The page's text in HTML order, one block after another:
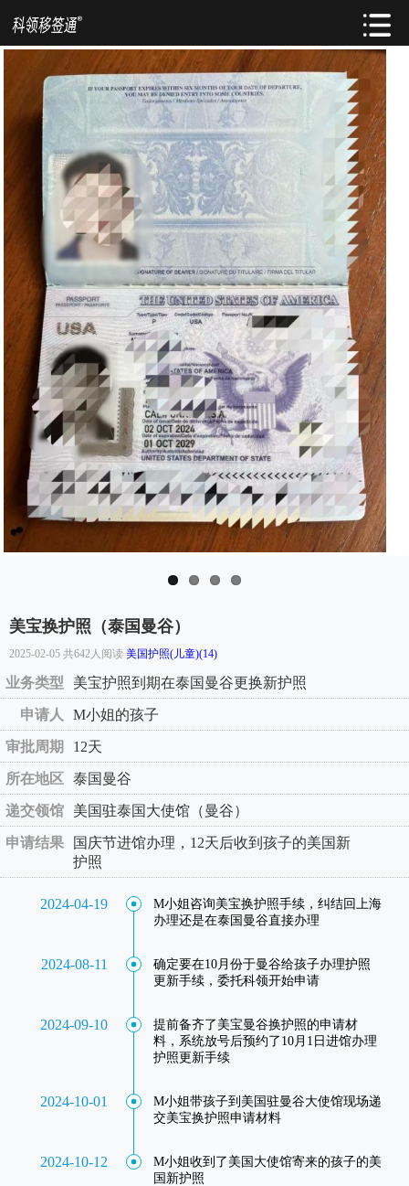
美宝换护照（泰国曼谷）
2025-02-05 共642人阅读 美国护照(儿童)(14)
业务类型 美宝护照到期在泰国曼谷更换新护照
申请人 M小姐的孩子
审批周期 12天
所在地区 泰国曼谷
递交领馆 美国驻泰国大使馆（曼谷）
申请结果
国庆节进馆办理，12天后收到孩子的美国新
护照
2024-04-19
M小姐咨询美宝换护照手续，纠结回上海
办理还是在泰国曼谷直接办理
2024-08-11
确定要在10月份于曼谷给孩子办理护照
更新手续，委托科领开始申请
2024-09-10
提前备齐了美宝曼谷换护照的申请材
料，系统放号后预约了10月1日进馆办理
护照更新手续
2024-10-01
M小姐带孩子到美国驻曼谷大使馆现场递
交美宝换护照申请材料
2024-10-12
M小姐收到了美国大使馆寄来的孩子的美
国新护照